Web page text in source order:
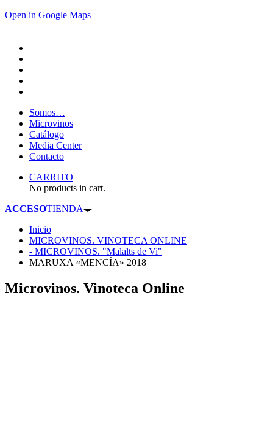
Open in Google Maps
Somos…
Microvinos
Catálogo
Media Center
Contacto
CARRITO
No products in cart.
ACCESOTIENDA
Inicio
MICROVINOS. VINOTECA ONLINE
- MICROVINOS. "Malalts de Vi"
MARUXA «MENCÍA» 2018
Microvinos. Vinoteca Online